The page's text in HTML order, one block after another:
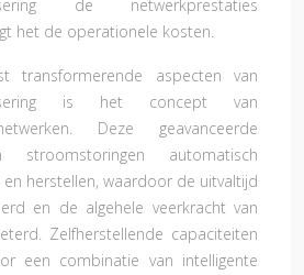
de netwerkprestaties
het de operationele kosten.
transformerende aspecten van
is het concept van
Deze geavanceerde
stroomstoringen automatisch
herstellen, waardoor de uitvaltijd
en de algehele veerkracht van
Zelfherstellende capaciteiten
een combinatie van intelligente